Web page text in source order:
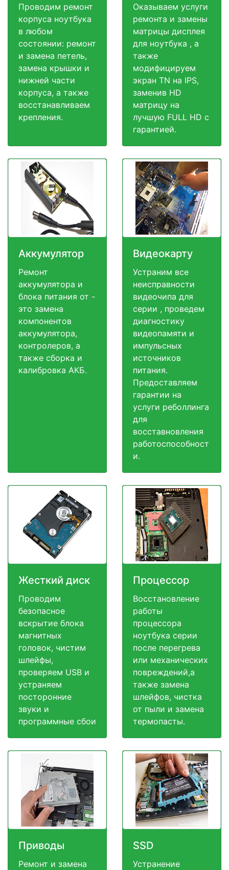
Проводим ремонт
корпуса ноутбука
в любом
состоянии: ремонт
и замена петель,
замена крышки и
нижней части
корпуса, а также
восстанавливаем
крепления.
Оказываем услуги
ремонта и замены
матрицы дисплея
для ноутбука , а
также
модифицируем
экран TN на IPS,
заменив HD
матрицу на
лучшую FULL HD c
гарантией.
Аккумулятор
Ремонт
аккумулятора и
блока питания от -
это замена
компонентов
аккумулятора,
контролеров, а
также сборка и
калибровка АКБ.
Видеокарту
Устраним все
неисправности
видеочипа для
серии , проведем
диагностику
видеопамяти и
импульсных
источников
питания.
Предоставляем
гарантии на
услуги реболлинга
для
восставновления
работоспособност
и.
Жесткий диск
Проводим
безопасное
вскрытие блока
магнитных
головок, чистим
шлейфы,
проверяем USB и
устраняем
посторонние
звуки и
программные сбои
Процессор
Восстановление
работы
процессора
ноутбука серии
после перегрева
или механических
повреждений,а
также замена
шлейфов, чистка
от пыли и замена
термопасты.
Приводы
Ремонт и замена
SSD
Устранение